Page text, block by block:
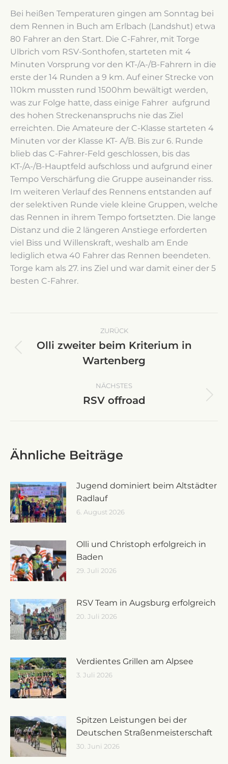
Bei heißen Temperaturen gingen am Sonntag bei
dem Rennen in Buch am Erlbach (Landshut) etwa
80 Fahrer an den Start. Die C-Fahrer, mit Torge
Ulbrich vom RSV-Sonthofen, starteten mit 4
Minuten Vorsprung vor den KT-/A-/B-Fahrern in die
erste der 14 Runden a 9 km. Auf einer Strecke von
110km mussten rund 1500hm bewältigt werden,
was zur Folge hatte, dass einige Fahrer aufgrund
des hohen Streckenanspruchs nie das Ziel
erreichten. Die Amateure der C-Klasse starteten 4
Minuten vor der Klasse KT- A/B. Bis zur 6. Runde
blieb das C-Fahrer-Feld geschlossen, bis das
KT-/A-/B-Hauptfeld aufschloss und aufgrund einer
Tempo Verschärfung die Gruppe auseinander riss.
Im weiteren Verlauf des Rennens entstanden auf
der selektiven Runde viele kleine Gruppen, welche
das Rennen in ihrem Tempo fortsetzten. Die lange
Distanz und die 2 längeren Anstiege erforderten
viel Biss und Willenskraft, weshalb am Ende
lediglich etwa 40 Fahrer das Rennen beendeten.
Torge kam als 27. ins Ziel und war damit einer der 5
besten C-Fahrer.
Kommentarnavigation
ZURÜCK
Beitrag:
Olli zweiter beim Kriterium in
Wartenberg
NÄCHSTES
Nächster
RSV offroad
Ähnliche Beiträge
Jugend dominiert beim Altstädter
Radlauf
6. August 2026
Olli und Christoph erfolgreich in
Baden
29. Juli 2026
RSV Team in Augsburg erfolgreich
20. Juli 2026
Verdientes Grillen am Alpsee
3. Juli 2026
Spitzen Leistungen bei der
Deutschen Straßenmeisterschaft
30. Juni 2026